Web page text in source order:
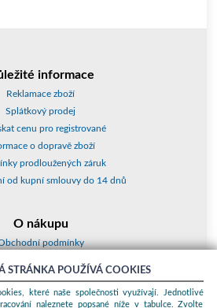
informace
Reklamace zboží
Splátkový prodej
cenu pro registrované
o dopravě zboží
prodloužených záruk
od kupní smlouvy do 14 dnů
O nákupu
podmínky
Kontakty a adresy
STRÁNKA POUŽÍVÁ COOKIES
které naše společnosti využívají. Jednotlivé
naleznete popsané níže v tabulce. Zvolte